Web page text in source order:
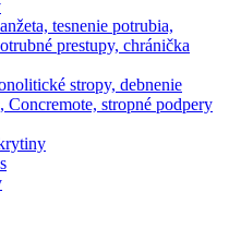
tesnenie potrubia,
prestupy, chránička
stropy, debnenie
stropné podpery